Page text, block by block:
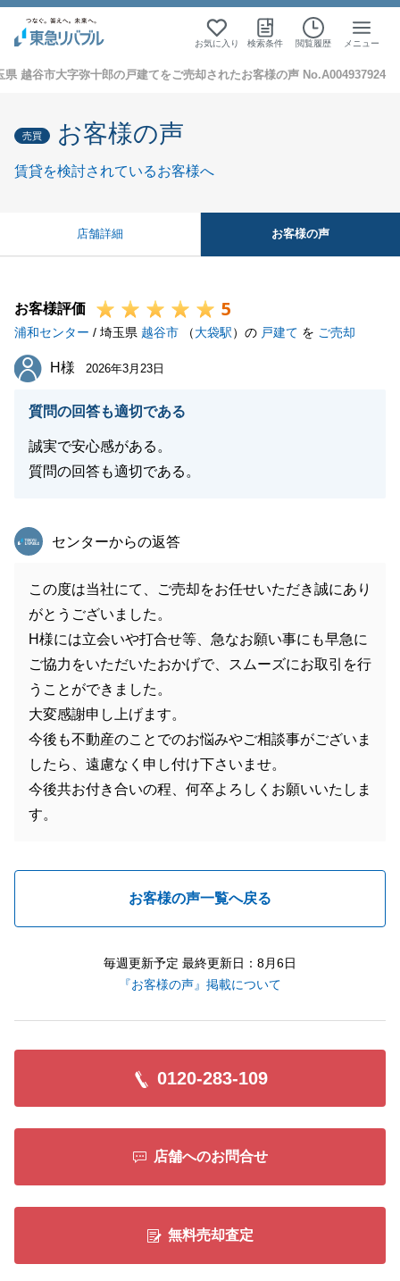
お気に入り 検索条件 閲覧履歴 メニュー
県 越谷市大字弥十郎の戸建てをご売却されたお客様の声 No.A004937924
売買 お客様の声
賃貸を検討されているお客様へ
店舗詳細 お客様の声
お客様評価 5
浦和センター / 埼玉県 越谷市 （大袋駅）の 戸建て を ご売却
H様
H様 2026年3月23日
質問の回答も適切である
誠実で安心感がある。
質問の回答も適切である。
東急リバブル
センターからの返答
この度は当社にて、ご売却をお任せいただき誠にあり
がとうございました。
H様には立会いや打合せ等、急なお願い事にも早急に
ご協力をいただいたおかげで、スムーズにお取引を行
うことができました。
大変感謝申し上げます。
今後も不動産のことでのお悩みやご相談事がございま
したら、遠慮なく申し付け下さいませ。
今後共お付き合いの程、何卒よろしくお願いいたしま
す。
お客様の声一覧へ戻る
毎週更新予定 最終更新日：8月6日
『お客様の声』掲載について
0120-283-109
店舗へのお問合せ
無料売却査定